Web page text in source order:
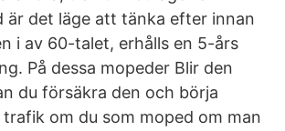
är det läge att tänka efter innan
i av 60-talet, erhålls en 5-års
På dessa mopeder Blir den
du försäkra den och börja
om du som moped om man